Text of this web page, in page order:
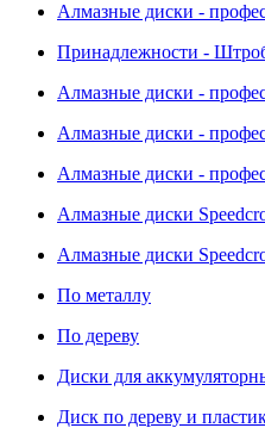
Алмазные диски -
Принадлежности -
Алмазные диски -
Алмазные диски -
Алмазные диски -
Алмазные диски
Алмазные диски
По металлу
По дереву
Диски для
Диск по дереву и